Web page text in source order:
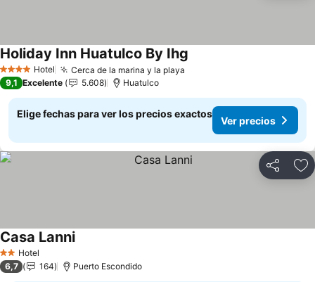
4 EstrellasHotel Cerca de la marina y la playa
Holiday Inn Huatulco By Ihg
9,1 Excelente 5.608 Huatulco
Elige fechas para ver los precios exactos
Ver precios
Compartir
2 Estrellas
Hotel
Casa Lanni
6,7 164 Puerto Escondido